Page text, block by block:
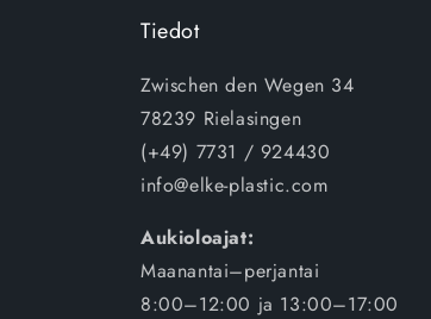
Tiedot
Zwischen den Wegen 34
78239 Rielasingen
(+49) 7731 / 924430
info@elke-plastic.com
Aukioloajat:
Maanantai–perjantai
8:00–12:00 ja 13:00–17:00